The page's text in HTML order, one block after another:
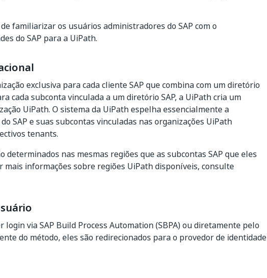
familiarizar os usuários administradores do SAP com o
do SAP para a UiPath.
exclusiva para cada cliente SAP que combina com um diretório
cada subconta vinculada a um diretório SAP, a UiPath cria um
UiPath. O sistema da UiPath espelha essencialmente a
SAP e suas subcontas vinculadas nas organizações UiPath
tenants.
determinados nas mesmas regiões que as subcontas SAP que eles
mais informações sobre regiões UiPath disponíveis, consulte
login via SAP Build Process Automation (SBPA) ou diretamente pelo
do método, eles são redirecionados para o provedor de identidade